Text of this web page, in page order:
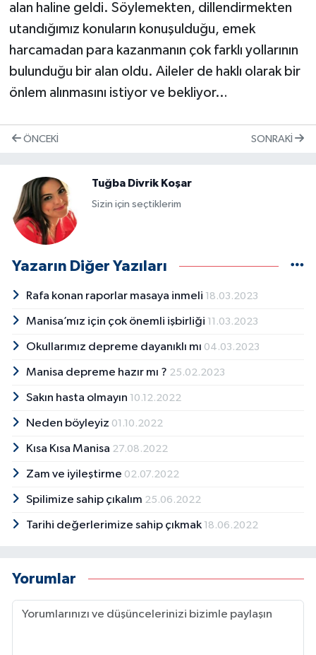
alan haline geldi. Söylemekten, dillendirmekten
utandığımız konuların konuşulduğu, emek
harcamadan para kazanmanın çok farklı yollarının
bulunduğu bir alan oldu. Aileler de haklı olarak bir
önlem alınmasını istiyor ve bekliyor…
ÖNCEKI SONRAKI
Tuğba Divrik Koşar
Sizin için seçtiklerim
Yazarın Diğer Yazıları
Rafa konan raporlar masaya inmeli 18.03.2023
Manisa’mız için çok önemli işbirliği 11.03.2023
Okullarımız depreme dayanıklı mı 04.03.2023
Manisa depreme hazır mı ? 25.02.2023
Sakın hasta olmayın 10.12.2022
Neden böyleyiz 01.10.2022
Kısa Kısa Manisa 27.08.2022
Zam ve iyileştirme 02.07.2022
Spilimize sahip çıkalım 25.06.2022
Tarihi değerlerimize sahip çıkmak 18.06.2022
Yorumlar